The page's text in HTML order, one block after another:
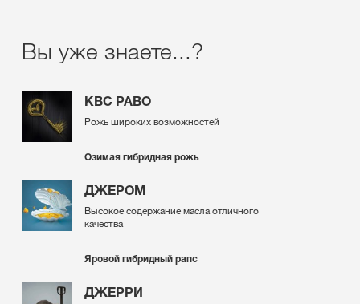
Вы уже знаете...?
КВС РАВО
Рожь широких возможностей
Озимая гибридная рожь
ДЖЕРОМ
Высокое содержание масла отличного
качества
Яровой гибридный рапс
ДЖЕРРИ